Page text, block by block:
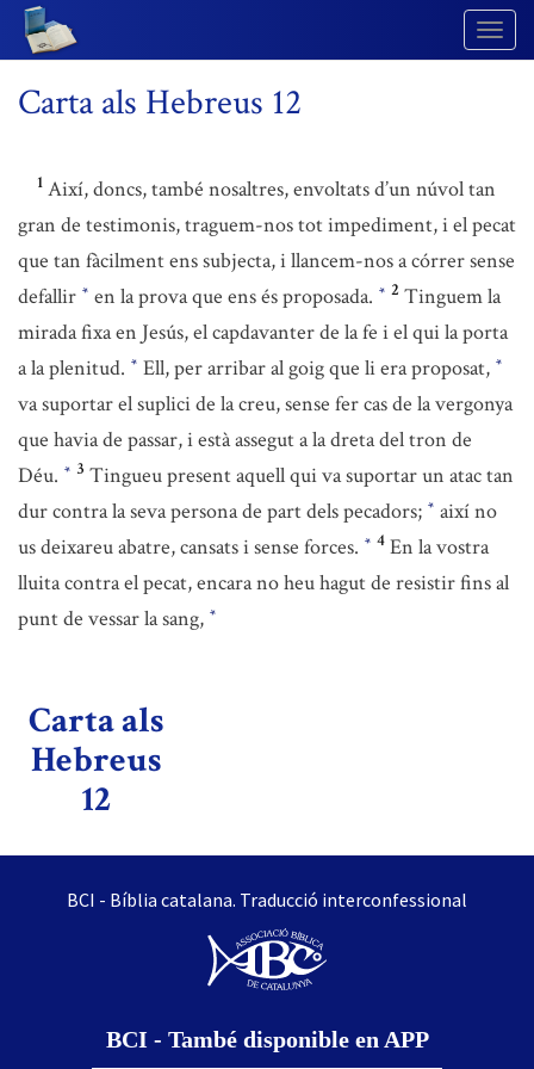
Carta als Hebreus 12
1 Així, doncs, també nosaltres, envoltats d’un núvol tan
gran de testimonis, traguem-nos tot impediment, i el pecat
que tan fàcilment ens subjecta, i llancem-nos a córrer sense
defallir * en la prova que ens és proposada. * 2 Tinguem la
mirada fixa en Jesús, el capdavanter de la fe i el qui la porta
a la plenitud. * Ell, per arribar al goig que li era proposat, *
va suportar el suplici de la creu, sense fer cas de la vergonya
que havia de passar, i està assegut a la dreta del tron de
Déu. * 3 Tingueu present aquell qui va suportar un atac tan
dur contra la seva persona de part dels pecadors; * així no
us deixareu abatre, cansats i sense forces. * 4 En la vostra
lluita contra el pecat, encara no heu hagut de resistir fins al
punt de vessar la sang, *
Carta als
Hebreus
12
BCI - Bíblia catalana. Traducció interconfessional
BCI - També disponible en APP